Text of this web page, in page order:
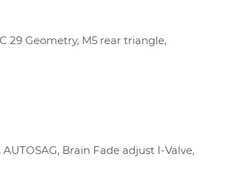
29 Geometry, M5 rear triangle,
Brain Fade adjust I-Valve,